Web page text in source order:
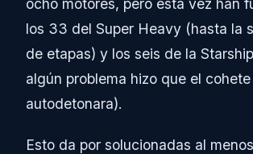
ocho motores, pero esta vez han
los 33 del Super Heavy (hasta la
de etapas) y los seis de la
algún problema hizo que el
autodetonara).
Esto da por solucionadas al